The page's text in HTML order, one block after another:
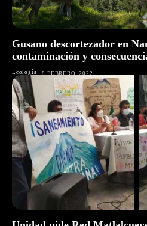
Gusano descortezador en
contaminación y
Ecología 8 FEBRERO, 2022